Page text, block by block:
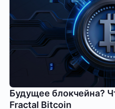
Будущее блокчейна?
Fractal Bitcoin